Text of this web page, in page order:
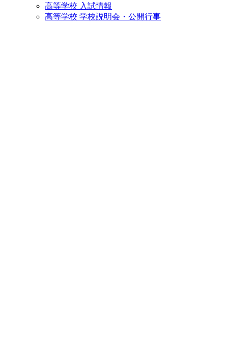
高等学校 入試情報
高等学校 学校説明会・公開行事